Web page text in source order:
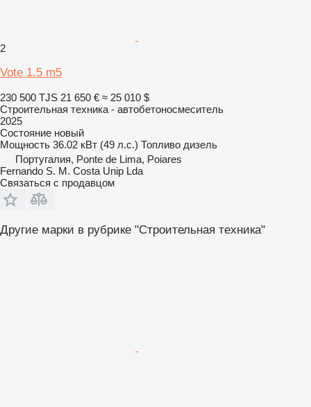
2
Vote 1.5 m5
230 500 TJS 21 650 € ≈ 25 010 $
Строительная техника - автобетоносмеситель
2025
Состояние новый
Мощность 36.02 кВт (49 л.с.) Топливо дизель
Португалия, Ponte de Lima, Poiares
Fernando S. M. Costa Unip Lda
Связаться с продавцом
Другие марки в рубрике "Строительная техника"